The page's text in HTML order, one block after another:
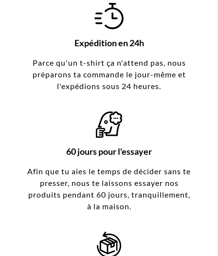
Expédition en 24h
Parce qu'un t-shirt ça n'attend pas, nous
préparons ta commande le jour-même et
l'expédions sous 24 heures.
60 jours pour l'essayer
Afin que tu aies le temps de décider sans te
presser, nous te laissons essayer nos
produits pendant 60 jours, tranquillement,
à la maison.